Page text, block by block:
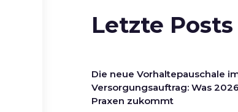
Letzte Posts
Die neue Vorhaltepauschale
Versorgungsauftrag: Was
Praxen zukommt